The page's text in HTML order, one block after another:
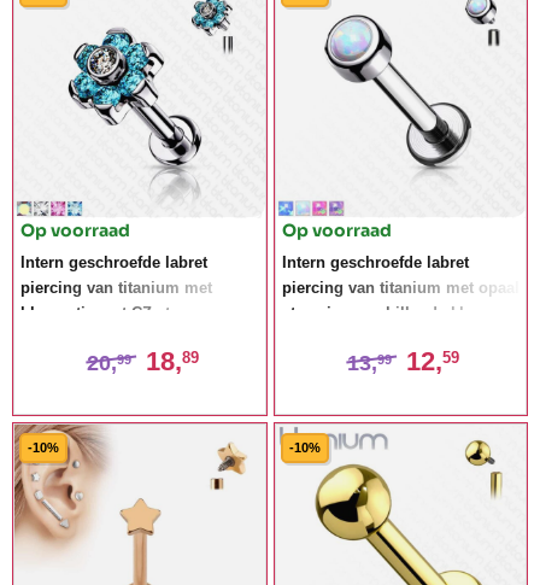
Op voorraad
Intern geschroefde labret
piercing van titanium met
bloemetje met CZ stenen
20,99 18,89
Op voorraad
Intern geschroefde labret
piercing van titanium met opaal
steen in verschillende kleuren
13,99 12,59
-10% -10%